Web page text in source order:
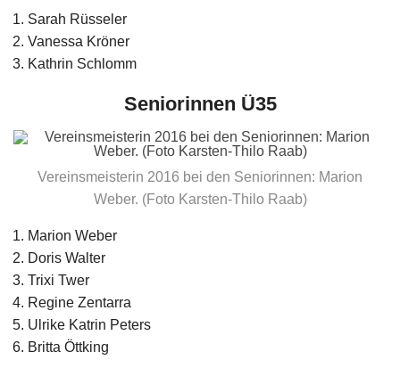
Sarah Rüsseler
Vanessa Kröner
Kathrin Schlomm
Seniorinnen Ü35
Vereinsmeisterin 2016 bei den Seniorinnen: Marion
Weber. (Foto Karsten-Thilo Raab)
Marion Weber
Doris Walter
Trixi Twer
Regine Zentarra
Ulrike Katrin Peters
Britta Öttking